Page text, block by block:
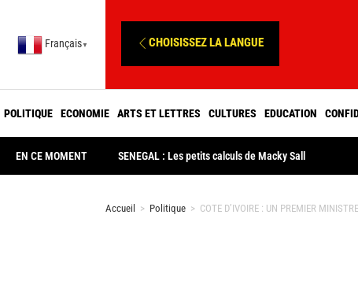
Français ▼ CHOISISSEZ LA LANGUE
POLITIQUE ECONOMIE ARTS ET LETTRES CULTURES EDUCATION
EN CE MOMENT SENEGAL : Les petits calculs de Macky Sall
Accueil > Politique > COTE D’IVOIRE : UN PREMIER